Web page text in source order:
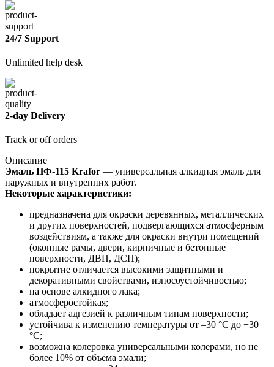
24/7 Support
Unlimited help desk
2-day Delivery
Track or off orders
Описание
Эмаль ПФ-115 Krafor — универсальная алкидная эмаль для
наружных и внутренних работ.
Некоторые характеристики:
предназначена для окраски деревянных, металлических
и других поверхностей, подвергающихся атмосферным
воздействиям, а также для окраски внутри помещений
(оконные рамы, двери, кирпичные и бетонные
поверхности, ДВП, ДСП);
покрытие отличается высокими защитными и
декоративными свойствами, износоустойчивостью;
на основе алкидного лака;
атмосферостойкая;
обладает адгезией к различным типам поверхности;
устойчива к изменению температуры от –30 °С до +30
°С;
возможна колеровка универсальными колерами, но не
более 10% от объёма эмали;